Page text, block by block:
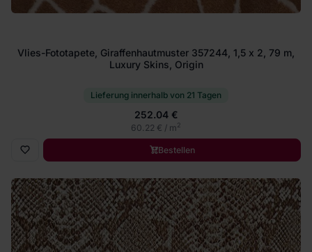
Vlies-Fototapete, Giraffenhautmuster 357244, 1,5 x 2, 79 m,
Luxury Skins, Origin
Lieferung innerhalb von 21 Tagen
252.04 €
60.22 € / m2
Bestellen